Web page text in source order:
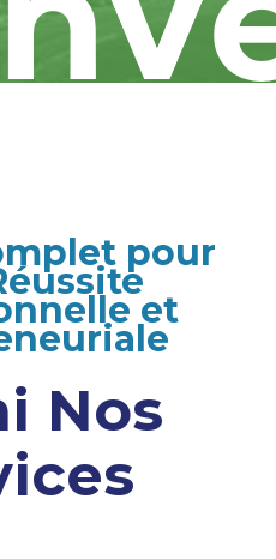
pour
et
Nos